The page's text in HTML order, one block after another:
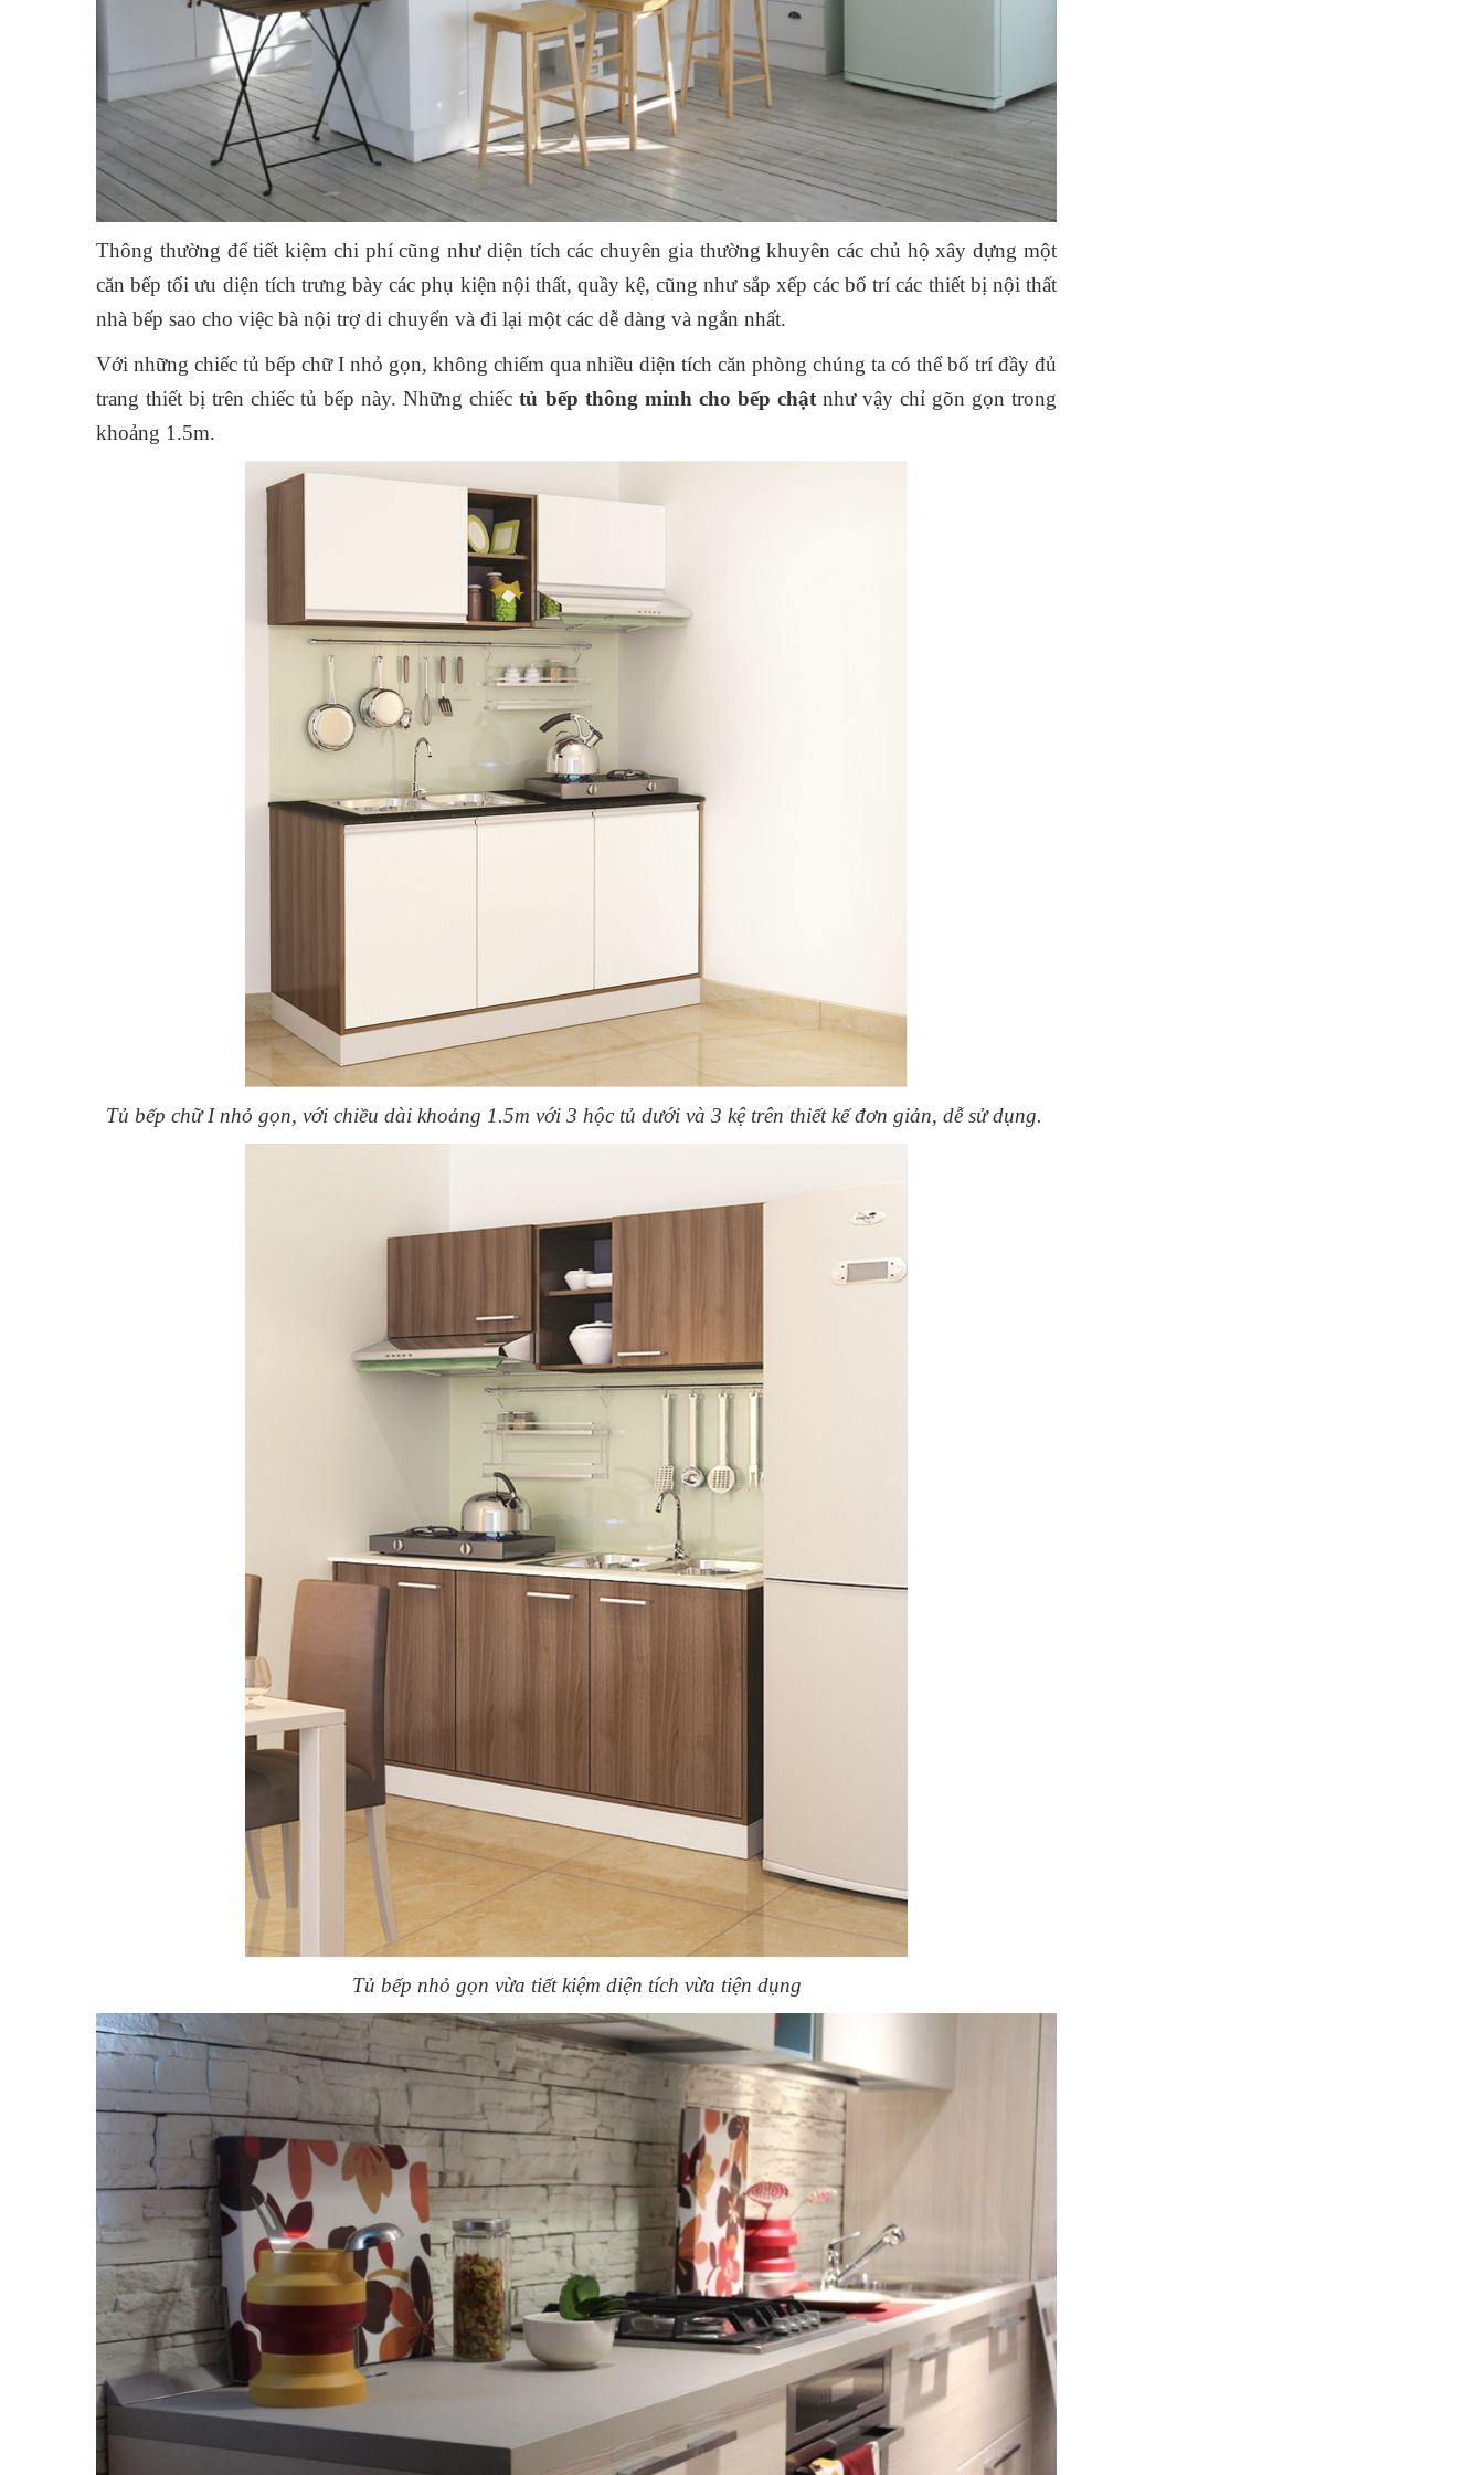
Thông thường để tiết kiệm chi phí cũng như diện tích các chuyên gia thường khuyên các chủ hộ xây dựng một
căn bếp tối ưu diện tích trưng bày các phụ kiện nội thất, quầy kệ, cũng như sắp xếp các bố trí các thiết bị nội thất
nhà bếp sao cho việc bà nội trợ di chuyển và đi lại một các dễ dàng và ngắn nhất.
Với những chiếc tủ bếp chữ I nhỏ gọn, không chiếm qua nhiều diện tích căn phòng chúng ta có thể bố trí đầy đủ
trang thiết bị trên chiếc tủ bếp này. Những chiếctủ bếp thông minh cho bếp chậtnhư vậy chỉ gõn gọn trong
khoảng 1.5m.
Tủ bếp chữ I nhỏ gọn, với chiều dài khoảng 1.5m với 3 hộc tủ dưới và 3 kệ trên thiết kế đơn giản, dễ sử dụng.
Tủ bếp nhỏ gọn vừa tiết kiệm diện tích vừa tiện dụng